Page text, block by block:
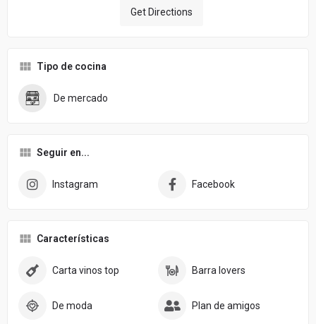
Get Directions
Tipo de cocina
De mercado
Seguir en...
Instagram Facebook
Características
Carta vinos top Barra lovers
De moda Plan de amigos